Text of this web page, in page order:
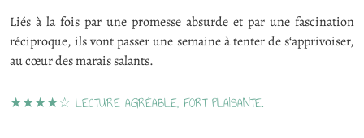
Liés à la fois par une promesse absurde et par une fascination
réciproque, ils vont passer une semaine à tenter de s‘apprivoiser,
au cœur des marais salants.
★★★★☆ LECTURE AGRÉABLE, FORT PLAISANTE.